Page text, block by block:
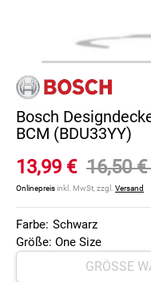
Bosch
BCM (BDU33YY)
13,99 € 16,50 €
Onlinepreisinkl. MwSt, zzgl. Versand
Farbe: Schwarz
Größe: One Size